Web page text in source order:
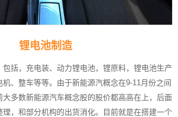
锂电池制造
括，充电装、动力锂电池，锂原料，锂电池生产
、整车等等。由于新能源汽概念在9-11月份之间
多数新能源汽车概念股的股价都高高在上，后面
，和部分机构的出货消化。目前就是在搭建一个